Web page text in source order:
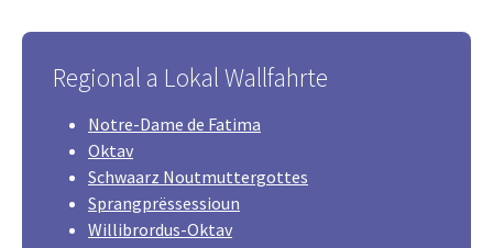
Regional a Lokal Wallfahrte
Notre-Dame de Fatima
Oktav
Schwaarz Noutmuttergottes
Sprangprëssessioun
Willibrordus-Oktav